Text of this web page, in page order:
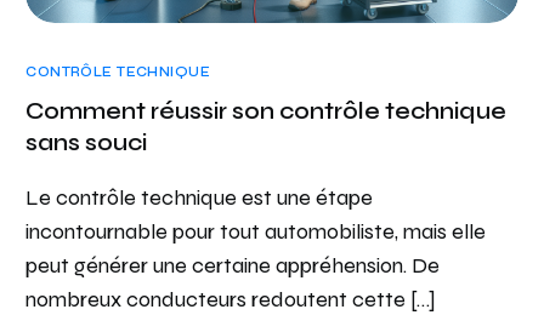
CONTRÔLE TECHNIQUE
Comment réussir son contrôle technique
sans souci
Le contrôle technique est une étape
incontournable pour tout automobiliste, mais elle
peut générer une certaine appréhension. De
nombreux conducteurs redoutent cette […]